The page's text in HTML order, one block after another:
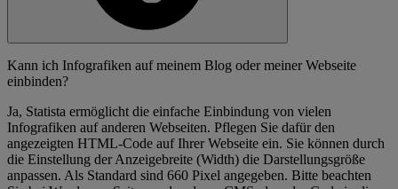
Kann ich Infografiken auf meinem Blog oder meiner Webseite
einbinden?
Ja, Statista ermöglicht die einfache Einbindung von vielen
Infografiken auf anderen Webseiten. Pflegen Sie dafür den
angezeigten HTML-Code auf Ihrer Webseite ein. Sie können durch
die Einstellung der Anzeigebreite (Width) die Darstellungsgröße
anpassen. Als Standard sind 660 Pixel angegeben. Bitte beachten